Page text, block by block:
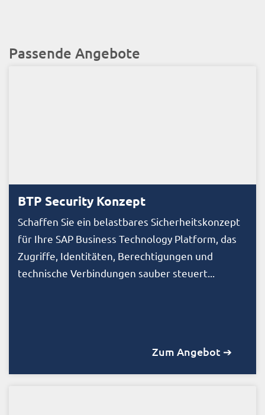
Passende Angebote
BTP Security Konzept
Schaffen Sie ein belastbares Sicherheitskonzept
für Ihre SAP Business Technology Platform, das
Zugriffe, Identitäten, Berechtigungen und
technische Verbindungen sauber steuert...
Zum Angebot ➔